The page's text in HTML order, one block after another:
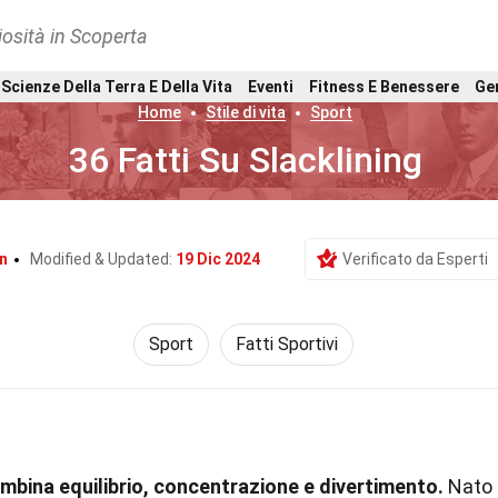
in Scoperta
Scienze Della Terra E Della Vita Eventi Fitness E Benessere
Home
Stile di vita Sport
36 Fatti Su Slacklining
Modified & Updated: 19 Dic 2024 Verificato da Esperti
Sport Fatti Sportivi
equilibrio, concentrazione e divertimento. Nato